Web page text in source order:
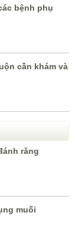
bệnh phụ
cần khám và
răng
muối